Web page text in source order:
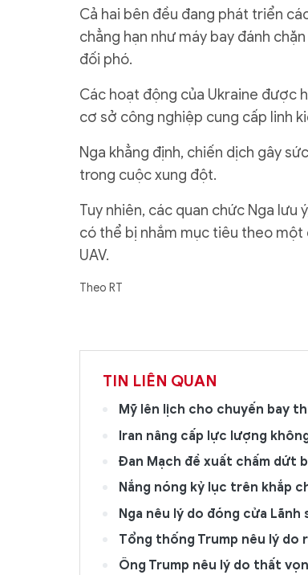
Cả hai bên đều đang phát triển
chẳng hạn như máy bay đánh
đối phó.
Các hoạt động của Ukraine được
cơ sở công nghiệp cung cấp linh
Nga khẳng định, chiến dịch gây
trong cuộc xung đột.
Tuy nhiên, các quan chức Nga lưu
có thể bị nhắm mục tiêu theo
UAV.
Theo RT
TIN LIÊN QUAN
Mỹ lên lịch cho chuyến bay
Iran nâng cấp lực lượng
Đan Mạch đề xuất chấm dứt
Nắng nóng kỷ lục trên khắp
Nga nêu lý do đóng cửa
Tổng thống Trump nêu lý do
Ông Trump nêu lý do thất